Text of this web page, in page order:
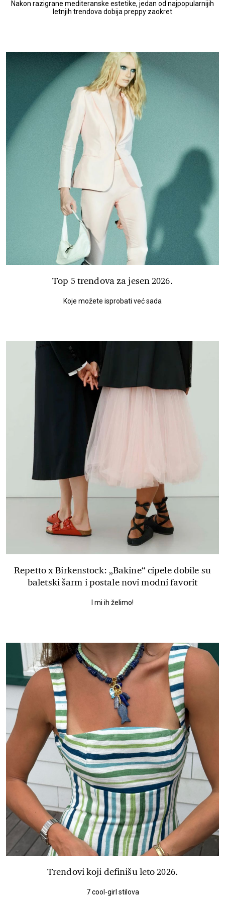
Nakon razigrane mediteranske estetike, jedan od najpopularnijih
letnjih trendova dobija preppy zaokret
Top 5 trendova za jesen 2026.
Koje možete isprobati već sada
Repetto x Birkenstock: „Bakine“ cipele dobile su
baletski šarm i postale novi modni favorit
I mi ih želimo!
Trendovi koji definišu leto 2026.
7 cool-girl stilova